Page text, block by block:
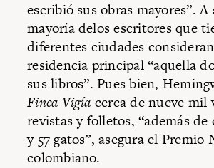
escribió sus obras mayores”.
mayoría delos escritores que
diferentes ciudades
residencia principal “aquella
sus libros”. Pues bien,
Finca Vigía cerca de nueve mil
revistas y folletos, “además
y 57 gatos”, asegura el Premio
colombiano.